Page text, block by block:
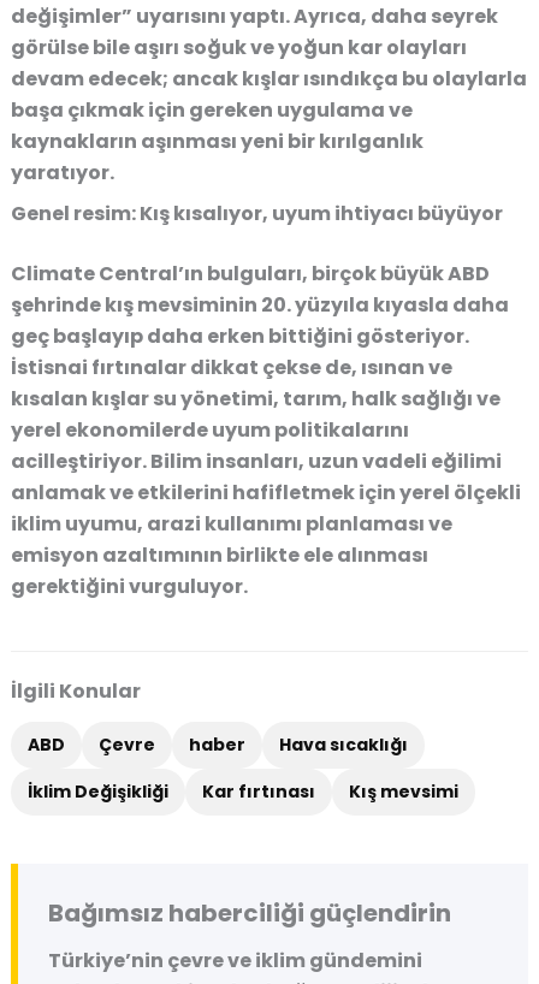
değişimler” uyarısını yaptı. Ayrıca, daha seyrek
görülse bile aşırı soğuk ve yoğun kar olayları
devam edecek; ancak kışlar ısındıkça bu olaylarla
başa çıkmak için gereken uygulama ve
kaynakların aşınması yeni bir kırılganlık
yaratıyor.
Genel resim: Kış kısalıyor, uyum ihtiyacı büyüyor
Climate Central’ın bulguları, birçok büyük ABD
şehrinde kış mevsiminin 20. yüzyıla kıyasla daha
geç başlayıp daha erken bittiğini gösteriyor.
İstisnai fırtınalar dikkat çekse de, ısınan ve
kısalan kışlar su yönetimi, tarım, halk sağlığı ve
yerel ekonomilerde uyum politikalarını
acilleştiriyor. Bilim insanları, uzun vadeli eğilimi
anlamak ve etkilerini hafifletmek için yerel ölçekli
iklim uyumu, arazi kullanımı planlaması ve
emisyon azaltımının birlikte ele alınması
gerektiğini vurguluyor.
İlgili Konular
ABD Çevre haber
Hava sıcaklığı
İklim Değişikliği
Kar fırtınası Kış mevsimi
Bağımsız haberciliği güçlendirin
Türkiye’nin çevre ve iklim gündemini